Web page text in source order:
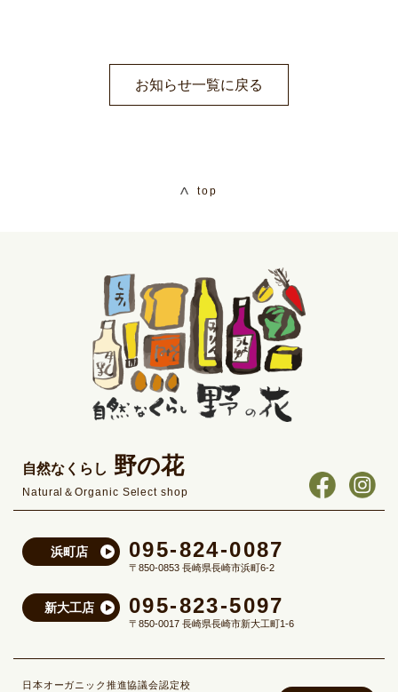
お知らせ一覧に戻る
top
自然なくらし 野の花
Natural＆Organic Select shop
浜町店 095-824-0087
〒850-0853 長崎県長崎市浜町6-2
新大工店 095-823-5097
〒850-0017 長崎県長崎市新大工町1-6
日本オーガニック推進協議会認定校